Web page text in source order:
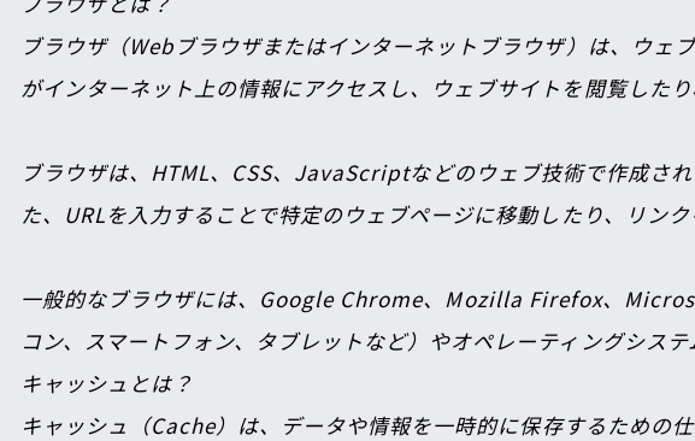
ブラウザ（Webブラウザまたはインターネットブラウザ）は、ウェ
がインターネット上の情報にアクセスし、ウェブサイトを閲覧した
ブラウザは、HTML、CSS、JavaScriptなどのウェブ技術で作成さ
た、URLを入力することで特定のウェブページに移動したり、リン
一般的なブラウザには、Google Chrome、Mozilla Firefox、
コン、スマートフォン、タブレットなど）やオペレーティングシス
キャッシュとは？
キャッシュ（Cache）は、データや情報を一時的に保存するための